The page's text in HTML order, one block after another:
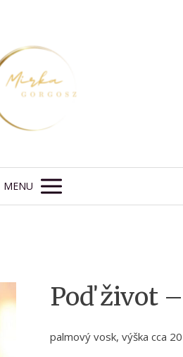
MENU
Poď život
palmový vosk, výška cca